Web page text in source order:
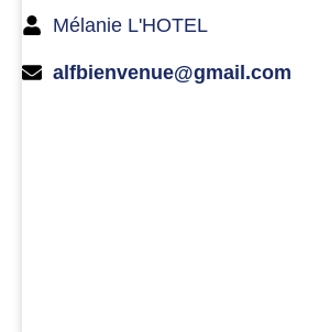
Mélanie L'HOTEL
alfbienvenue@gmail.com